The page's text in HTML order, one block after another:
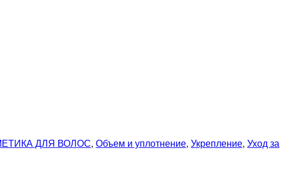
ДЛЯ ВОЛОС, Объем и уплотнение, Укрепление, Уход за